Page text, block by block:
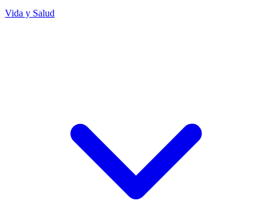
Vida y Salud